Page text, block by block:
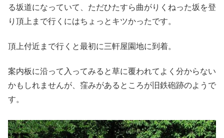
る坂道になっていて、ただひたすら曲がりくねった坂を登
り頂上まで行くにはちょっとキツかったです。
頂上付近まで行くと最初に三軒屋園地に到着。
案内板に沿って入ってみると草に覆われてよく分からない
かもしれませんが、窪みがあるところが旧鉄砲跡のようで
す。